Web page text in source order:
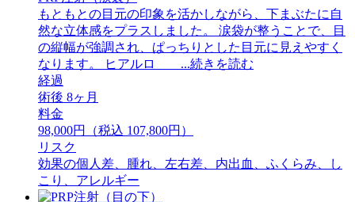
もともとの目元の印象を活かしながら、下まぶたに自
然な立体感をプラスしました。 ⁡涙袋が整うことで、目
の縦幅が強調され、ぱっちりとした目元に見えやすく
なります。 ⁡ヒアルロ ...続きを読む
経過
術後 8ヶ月
料金
98,000円（税込 107,800円）
リスク
効果の個人差、腫れ、左右差、内出血、ふくらみ、し
こり、アレルギー